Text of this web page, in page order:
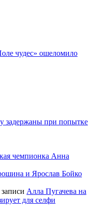
чудес» ошеломило
задержаны при попытке
чемпионка Анна
и Ярослав Бойко
Алла Пугачева на
для селфи